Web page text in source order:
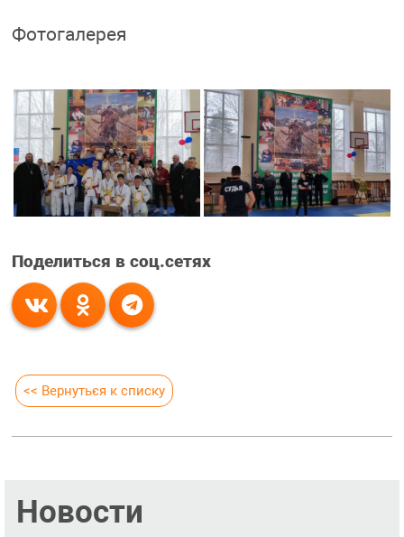
Фотогалерея
Поделиться в соц.сетях
<< Вернуться к списку
Новости